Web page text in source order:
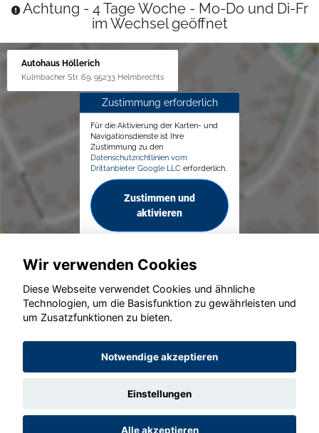
Achtung - 4 Tage Woche - Mo-Do und Di-Fr
im Wechsel geöffnet
Autohaus Höllerich
Kulmbacher Str. 69, 95233 Helmbrechts
Zustimmung erforderlich
Für die Aktivierung der Karten- und
Navigationsdienste ist Ihre
Zustimmung zu den
Datenschutzrichtlinien vom
Drittanbieter Google LLC erforderlich.
Zustimmen und
aktivieren
© konjunkturmotor.de GmbH 2020 - 2026
Wir verwenden Cookies
Diese Webseite verwendet Cookies und ähnliche
Technologien, um die Basisfunktion zu gewährleisten und
um Zusatzfunktionen zu bieten.
Notwendige akzeptieren
Einstellungen
Alle akzeptieren